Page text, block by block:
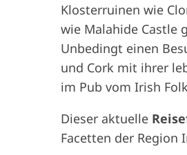
Klosterruinen wie
wie Malahide Castle
Unbedingt einen
und Cork mit ihrer
im Pub vom Irish
Dieser aktuelle
Facetten der